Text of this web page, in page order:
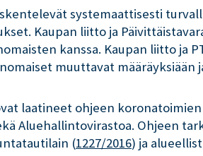
systemaattisesti
Kaupan liitto ja
kanssa. Kaupan liitto ja
muuttavat
laatineet ohjeen
Aluehallintovirastoa. Ohjeen
(1227/2016) ja